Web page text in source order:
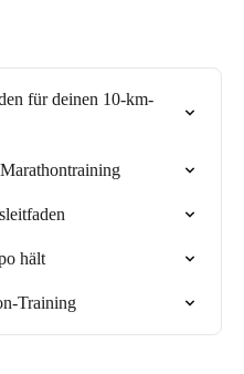
für deinen 10-km-
hält
Training